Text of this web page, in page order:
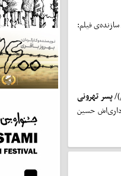
فیلم:
پسر تهرونی
حسین